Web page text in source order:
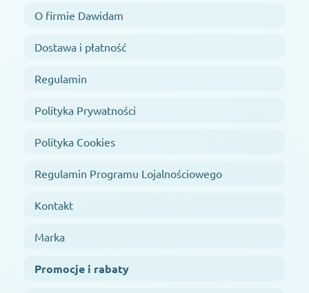
O firmie Dawidam
Dostawa i płatność
Regulamin
Polityka Prywatności
Polityka Cookies
Regulamin Programu Lojalnościowego
Kontakt
Marka
Promocje i rabaty